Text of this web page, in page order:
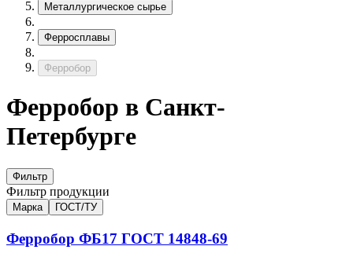
Металлургическое сырье
Ферросплавы
Ферробор
Ферробор в Санкт-
Петербурге
Фильтр
Фильтр продукции
Марка ГОСТ/ТУ
Ферробор ФБ17 ГОСТ 14848-69